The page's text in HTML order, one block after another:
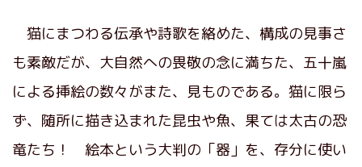
猫にまつわる伝承や詩歌を絡めた、構成の見事さ
も素敵だが、大自然への畏敬の念に満ちた、五十嵐
による挿絵の数々がまた、見ものである。猫に限ら
ず、随所に描き込まれた昆虫や魚、果ては太古の恐
竜たち！ 絵本という大判の「器」を、存分に使い